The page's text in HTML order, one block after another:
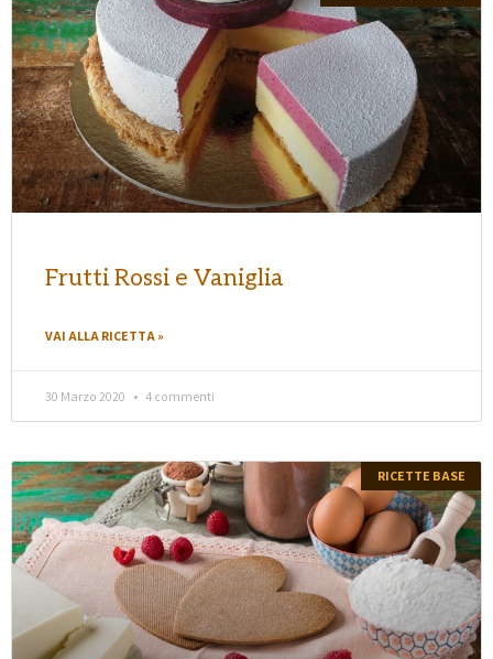
Frutti Rossi e Vaniglia
VAI ALLA RICETTA »
30 Marzo 2020 4 commenti
RICETTE BASE